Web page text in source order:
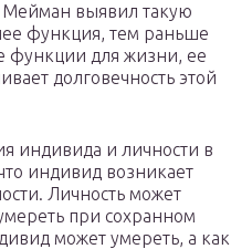
Мейман выявил такую
функция, тем раньше
функции для жизни, ее
долговечность этой
индивида и личности в
индивид возникает
Личность может
при сохранном
может умереть, а как